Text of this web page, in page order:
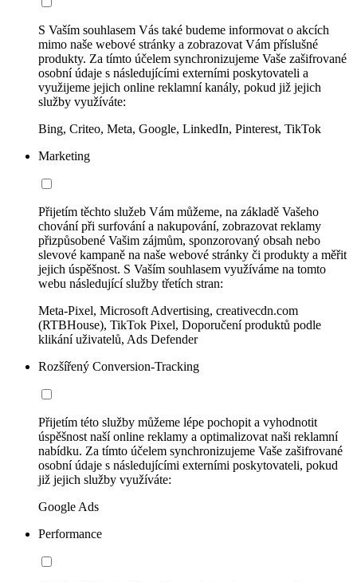
S Vaším souhlasem Vás také budeme informovat o akcích
mimo naše webové stránky a zobrazovat Vám příslušné
produkty. Za tímto účelem synchronizujeme Vaše zašifrované
osobní údaje s následujícími externími poskytovateli a
využijeme jejich online reklamní kanály, pokud již jejich
služby využíváte:
Bing, Criteo, Meta, Google, LinkedIn, Pinterest, TikTok
Marketing
Přijetím těchto služeb Vám můžeme, na základě Vašeho
chování při surfování a nakupování, zobrazovat reklamy
přizpůsobené Vašim zájmům, sponzorovaný obsah nebo
slevové kampaně na naše webové stránky či produkty a měřit
jejich úspěšnost. S Vaším souhlasem využíváme na tomto
webu následující služby třetích stran:
Meta-Pixel, Microsoft Advertising, creativecdn.com
(RTBHouse), TikTok Pixel, Doporučení produktů podle
klikání uživatelů, Ads Defender
Rozšířený Conversion-Tracking
Přijetím této služby můžeme lépe pochopit a vyhodnotit
úspěšnost naší online reklamy a optimalizovat naši reklamní
nabídku. Za tímto účelem synchronizujeme Vaše zašifrované
osobní údaje s následujícími externími poskytovateli, pokud
již jejich služby využíváte:
Google Ads
Performance